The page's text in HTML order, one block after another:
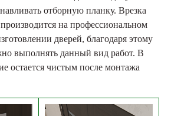
отборную планку. Врезка
на профессиональном
дверей, благодаря этому
выполнять данный вид работ. В
остается чистым после монтажа